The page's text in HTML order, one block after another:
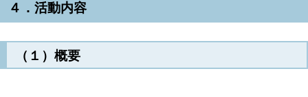
４．活動内容
（１）概要